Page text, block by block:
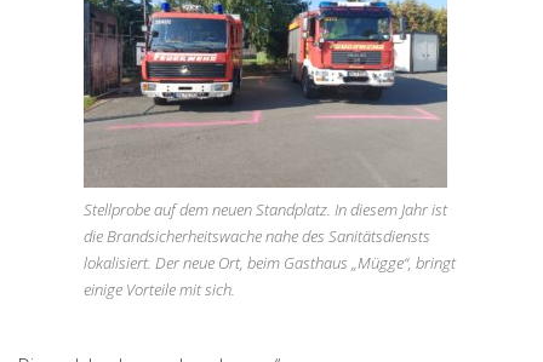
Stellprobe auf dem neuen Standplatz. In diesem Jahr ist
die Brandsicherheitswache nahe des Sanitätsdiensts
lokalisiert. Der neue Ort, beim Gasthaus „Mügge“, bringt
einige Vorteile mit sich.